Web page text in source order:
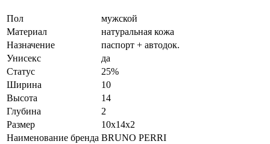
Пол
мужской
Материал
натуральная кожа
Назначение
паспорт + автодок.
Унисекс
да
Статус
25%
Ширина
10
Высота
14
Глубина
2
Размер
10х14х2
Наименование бренда BRUNO PERRI